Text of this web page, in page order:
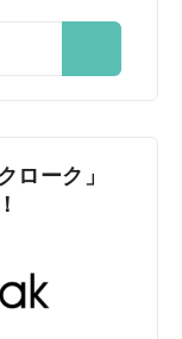
ローク」